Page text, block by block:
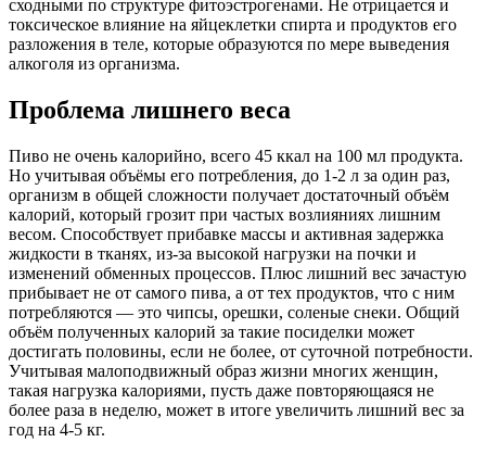
сходными по структуре фитоэстрогенами. Не отрицается и
токсическое влияние на яйцеклетки спирта и продуктов его
разложения в теле, которые образуются по мере выведения
алкоголя из организма.
Проблема лишнего веса
Пиво не очень калорийно, всего 45 ккал на 100 мл продукта.
Но учитывая объёмы его потребления, до 1-2 л за один раз,
организм в общей сложности получает достаточный объём
калорий, который грозит при частых возлияниях лишним
весом. Способствует прибавке массы и активная задержка
жидкости в тканях, из-за высокой нагрузки на почки и
изменений обменных процессов. Плюс лишний вес зачастую
прибывает не от самого пива, а от тех продуктов, что с ним
потребляются — это чипсы, орешки, соленые снеки. Общий
объём полученных калорий за такие посиделки может
достигать половины, если не более, от суточной потребности.
Учитывая малоподвижный образ жизни многих женщин,
такая нагрузка калориями, пусть даже повторяющаяся не
более раза в неделю, может в итоге увеличить лишний вес за
год на 4-5 кг.